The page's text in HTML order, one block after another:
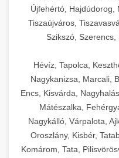
Újfehértó, Hajdúdorog,
Tiszaújváros,
Szikszó,
Hévíz, Tapolca,
Nagykanizsa, Marcali,
Encs, Kisvárda,
Mátészalka,
Nagykálló, Várpalota,
Oroszlány, Kisbér,
Komárom, Tata,